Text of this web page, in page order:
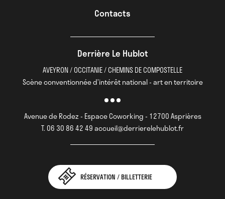
Contacts
Derrière Le Hublot
AVEYRON / OCCITANIE / CHEMINS DE COMPOSTELLE
Scène conventionnée d’intérêt national - art en territoire
Avenue de Rodez - Espace Coworking - 12700 Asprières
T. 06 30 86 42 49 accueil@derrierelehublot.fr
RÉSERVATION / BILLETTERIE